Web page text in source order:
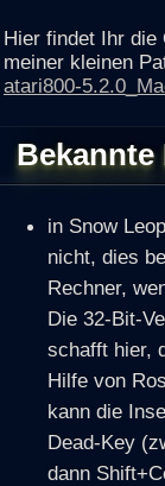
Hier findet Ihr die
meiner kleinen
atari800-
Bekannte
in Snow
nicht, dies
Rechner,
Die 32-Bit-
schafft hier,
Hilfe von
kann die
Dead-Key
dann